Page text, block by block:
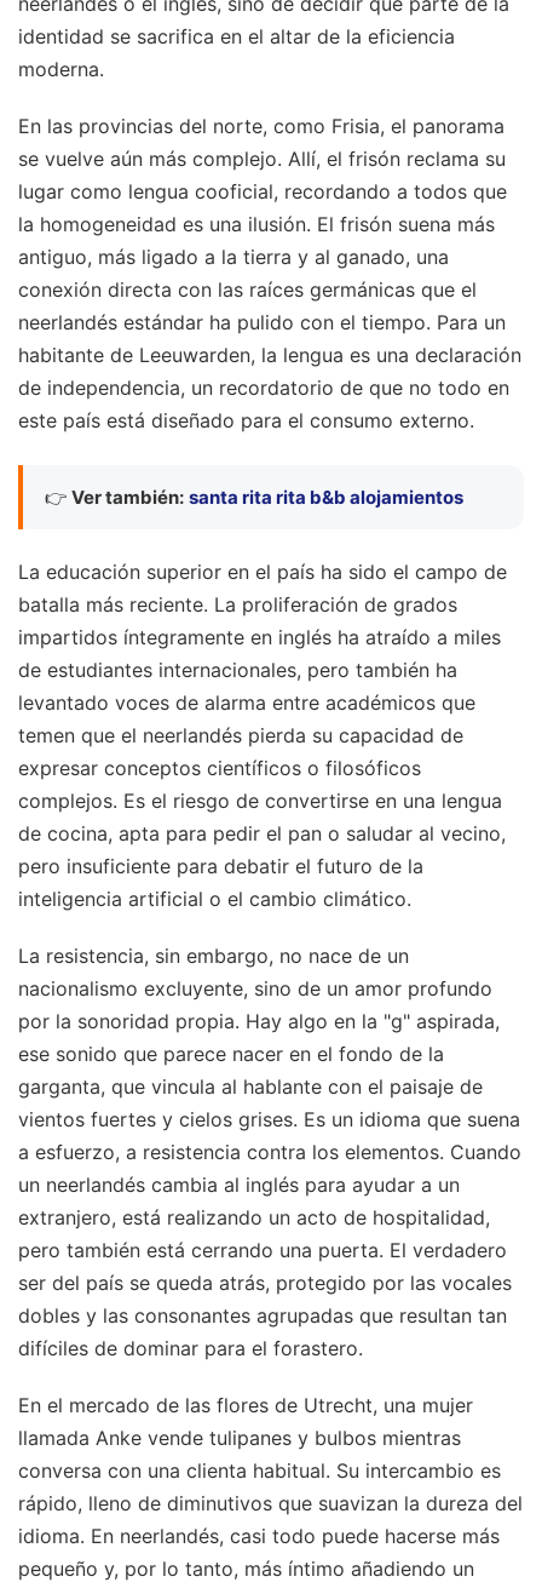
identidad se sacrifica en el altar de la eficiencia
moderna.
En las provincias del norte, como Frisia, el panorama
se vuelve aún más complejo. Allí, el frisón reclama su
lugar como lengua cooficial, recordando a todos que
la homogeneidad es una ilusión. El frisón suena más
antiguo, más ligado a la tierra y al ganado, una
conexión directa con las raíces germánicas que el
neerlandés estándar ha pulido con el tiempo. Para un
habitante de Leeuwarden, la lengua es una declaración
de independencia, un recordatorio de que no todo en
este país está diseñado para el consumo externo.
👉 Ver también: santa rita rita b&b alojamientos
La educación superior en el país ha sido el campo de
batalla más reciente. La proliferación de grados
impartidos íntegramente en inglés ha atraído a miles
de estudiantes internacionales, pero también ha
levantado voces de alarma entre académicos que
temen que el neerlandés pierda su capacidad de
expresar conceptos científicos o filosóficos
complejos. Es el riesgo de convertirse en una lengua
de cocina, apta para pedir el pan o saludar al vecino,
pero insuficiente para debatir el futuro de la
inteligencia artificial o el cambio climático.
La resistencia, sin embargo, no nace de un
nacionalismo excluyente, sino de un amor profundo
por la sonoridad propia. Hay algo en la "g" aspirada,
ese sonido que parece nacer en el fondo de la
garganta, que vincula al hablante con el paisaje de
vientos fuertes y cielos grises. Es un idioma que suena
a esfuerzo, a resistencia contra los elementos. Cuando
un neerlandés cambia al inglés para ayudar a un
extranjero, está realizando un acto de hospitalidad,
pero también está cerrando una puerta. El verdadero
ser del país se queda atrás, protegido por las vocales
dobles y las consonantes agrupadas que resultan tan
difíciles de dominar para el forastero.
En el mercado de las flores de Utrecht, una mujer
llamada Anke vende tulipanes y bulbos mientras
conversa con una clienta habitual. Su intercambio es
rápido, lleno de diminutivos que suavizan la dureza del
idioma. En neerlandés, casi todo puede hacerse más
pequeño y, por lo tanto, más íntimo añadiendo un